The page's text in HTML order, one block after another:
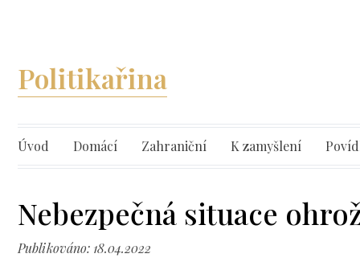
Politikařina
Úvod Domácí Zahraniční K zamyšlení
Nebezpečná situace
Publikováno: 18.04.2022